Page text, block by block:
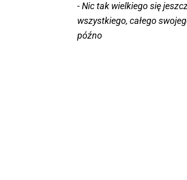
- Nic tak wielkiego się
wszystkiego, całego
późno